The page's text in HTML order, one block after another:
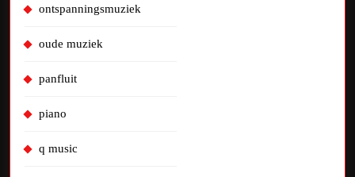
ontspanningsmuziek
oude muziek
panfluit
piano
q music